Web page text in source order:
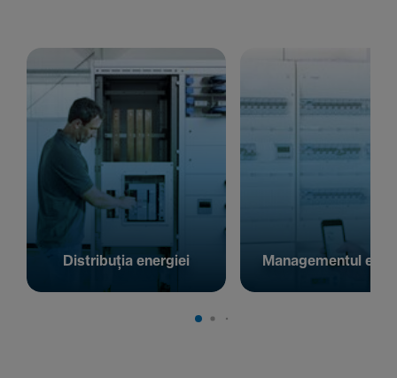
Distribuția energiei Managementul